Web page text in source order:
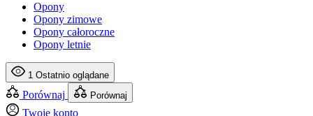
Opony
Opony zimowe
Opony całoroczne
Opony letnie
1 Ostatnio oglądane
Porównaj Porównaj
Twoje konto